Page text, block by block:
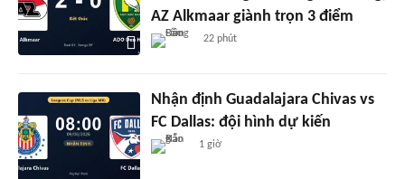
AZ Alkmaar giành trọn 3 điểm
22 phút
Nhận định Guadalajara Chivas vs
FC Dallas: đội hình dự kiến
1 giờ